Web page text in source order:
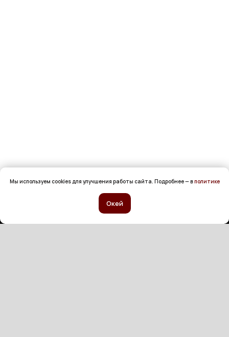
Мы используем cookies для улучшения работы сайта. Подробнее — вполитике
Окей